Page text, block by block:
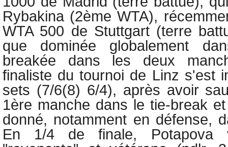
Rybakina (2ème WTA),
WTA 500 de Stuttgart (terre
que dominée globalement
breakée dans les deux
finaliste du tournoi de Linz s'est
sets (7/6(8) 6/4), après avoir
1ère manche dans le tie-break
donné, notamment en défense,
En 1/4 de finale, Potapova